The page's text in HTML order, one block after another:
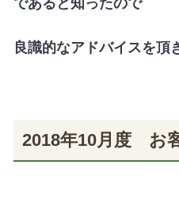
良識的なアドバイスを頂
2018年10月度 お